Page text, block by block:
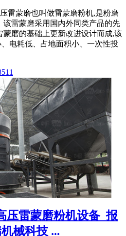
雷蒙磨也叫做雷蒙磨粉机,是粉磨
该雷蒙磨采用国内外同类产品的先
蒙磨的基础上更新改进设计而成,该
电耗低、占地面积小、一次性投
压雷蒙磨粉机设备_报
械科技 ...